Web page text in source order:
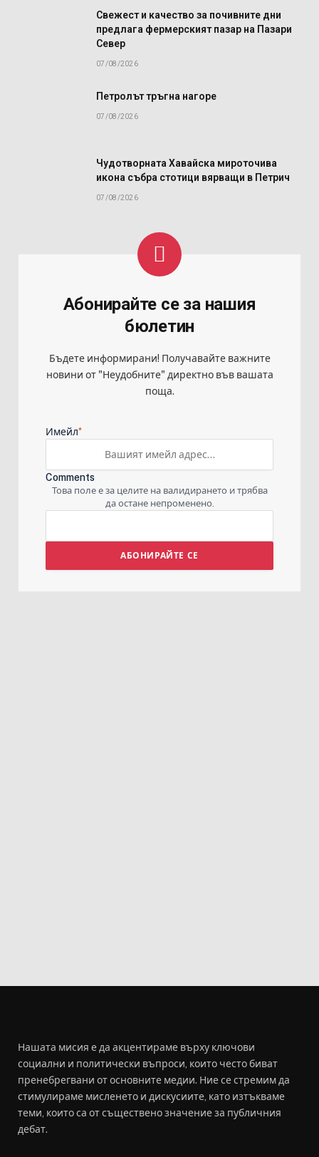
Свежест и качество за почивните дни
предлага фермерският пазар на Пазари
Север
07/08/2026
Петролът тръгна нагоре
07/08/2026
Чудотворната Хавайска мироточива
икона събра стотици вярващи в Петрич
07/08/2026
Абонирайте се за нашия
бюлетин
Бъдете информирани! Получавайте важните
новини от "Неудобните" директно във вашата
поща.
Имейл*
Comments
Това поле е за целите на валидирането и трябва
да остане непроменено.
Нашата мисия е да акцентираме върху ключови
социални и политически въпроси, които често биват
пренебрегвани от основните медии. Ние се стремим да
стимулираме мисленето и дискусиите, като изтъкваме
теми, които са от съществено значение за публичния
дебат.